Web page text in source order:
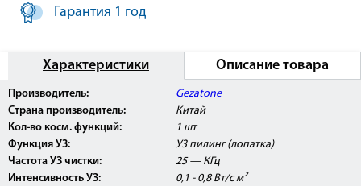
Гарантия 1 год
Характеристики Описание товара
Производитель:
Gezatone
Страна производитель:
Китай
Кол-во косм. функций:
1 шт
Функция УЗ:
УЗ пилинг (лопатка)
Частота УЗ чистки:
25 — КГц
Интенсивность УЗ:
0,1 - 0,8 Вт/с м²